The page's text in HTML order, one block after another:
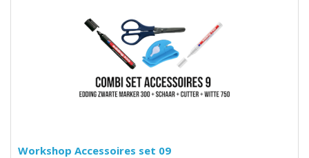
Workshop Accessoires set 09